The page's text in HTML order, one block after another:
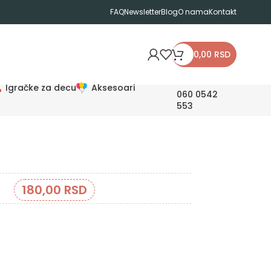
FAQNewsletterBlogO namaKontakt
0,00 RSD
Igračke za decu Aksesoari
060 0542
553
180,00 RSD